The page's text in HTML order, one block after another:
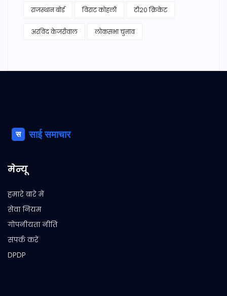
राजस्थान बोर्ड विराट कोहली टी20 क्रिकेट
अरविंद केजरीवाल लोकसभा चुनाव
मेन्यू
हमारे बारे में
सेवा नियम
गोपनीयता नीति
संपर्क करें
DPDP